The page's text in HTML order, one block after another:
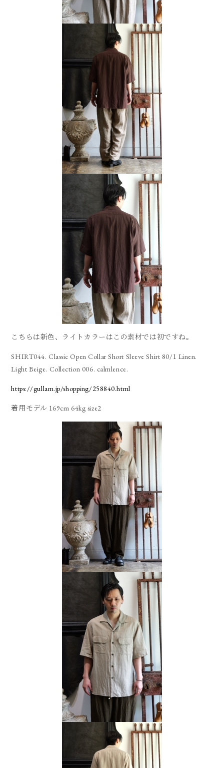
こちらは新色、ライトカラーはこの素材では初ですね。
SHIRT044. Classic Open Collar Short Sleeve Shirt 80/1 Linen.
Light Beige. Collection 006. calmlence.
https://gullam.jp/shopping/258840.html
着用モデル 169cm 64kg size2